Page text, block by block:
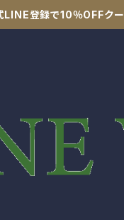
LINE登録で10％OFFクー